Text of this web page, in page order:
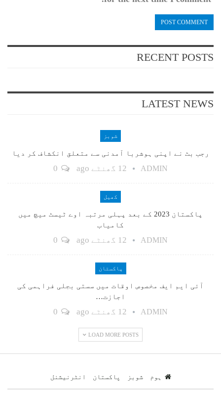
RECENT POSTS
LATEST NEWS
شوبز
رجب بٹ نے اپنی ہوشربا آمدنی سے متعلق انکشاف کر دیا
ADMIN 12 گھنٹے ago
کھیل
پاکستان 2023 کے بعد پہلی مرتبہ اوے ٹیسٹ میچ میں
کامیاب
ADMIN 12 گھنٹے ago
پاکستان
آئی ایم ایف مخصوص اوقات میں سستی بجلی فراہمی کی
اجازت…
ADMIN 12 گھنٹے ago
LOAD MORE POSTS
ہوم شوبز پاکستان انٹرنیشنل